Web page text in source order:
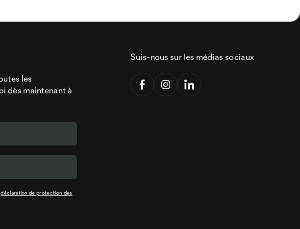
les
dès maintenant à
déclaration de protection des
Suis-nous sur les médias sociaux